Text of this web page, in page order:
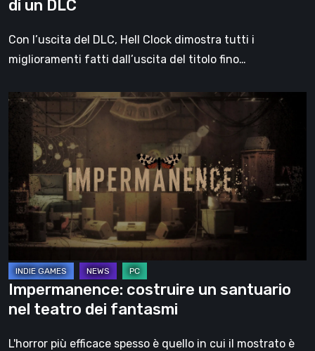
di un DLC
Con l’uscita del DLC, Hell Clock dimostra tutti i
miglioramenti fatti dall’uscita del titolo fino…
Impermanence:
costruire
santuario
nel
teatro
dei
fantasmi
Impermanence: costruire un santuario
nel teatro dei fantasmi
L'horror più efficace spesso è quello in cui il mostrato è